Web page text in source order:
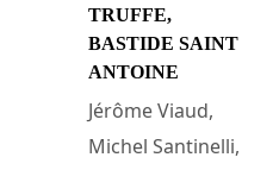
TRUFFE,
BASTIDE SAINT
ANTOINE
Jérôme Viaud,
Michel Santinelli,